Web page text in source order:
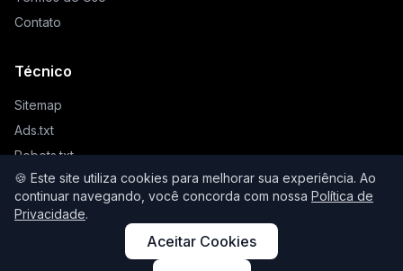
🍪 Este site utiliza cookies para melhorar sua experiência. Ao
continuar navegando, você concorda com nossa Política de
Privacidade.
Aceitar Cookies
Contato
Técnico
Sitemap
Ads.txt
Robots.txt
Llms.txt
© 2026 Higienista. Todos os direitos reservados.